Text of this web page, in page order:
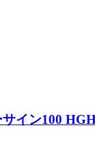
イン100